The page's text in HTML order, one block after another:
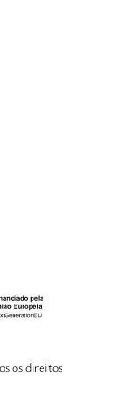
os direitos